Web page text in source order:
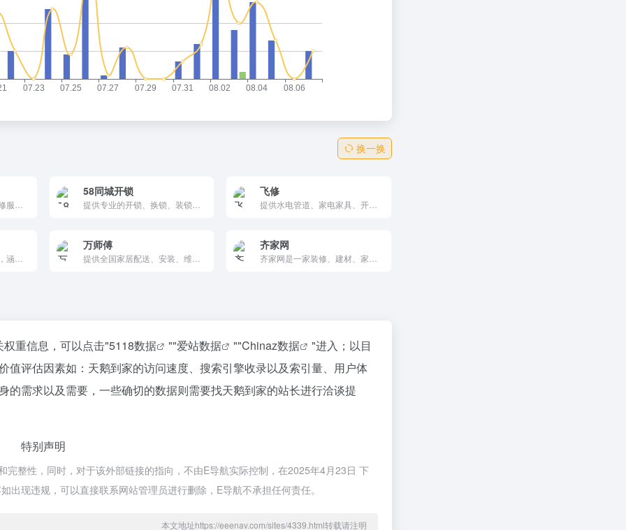
换一换
58同城开锁 飞修
万师傅 齐家网
重信息，可以点击"5118数据 ""爱站数据 ""Chinaz数据
"进入；以目
评估因素如：天鹅到家的访问速度、搜索引擎收录以及索引量、用户体
需求以及需要，一些确切的数据则需要找天鹅到家的站长进行洽谈提
特别声明
整性，同时，对于该外部链接的指向，不由E导航实际控制，在2025年4月23日 下
现违规，可以直接联系网站管理员进行删除，E导航不承担任何责任。
本文地址https://eeenav.com/sites/4339.html转载请注明